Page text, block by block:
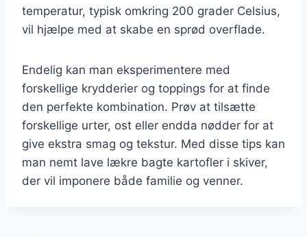
temperatur, typisk omkring 200 grader Celsius,
vil hjælpe med at skabe en sprød overflade.
Endelig kan man eksperimentere med
forskellige krydderier og toppings for at finde
den perfekte kombination. Prøv at tilsætte
forskellige urter, ost eller endda nødder for at
give ekstra smag og tekstur. Med disse tips kan
man nemt lave lækre bagte kartofler i skiver,
der vil imponere både familie og venner.